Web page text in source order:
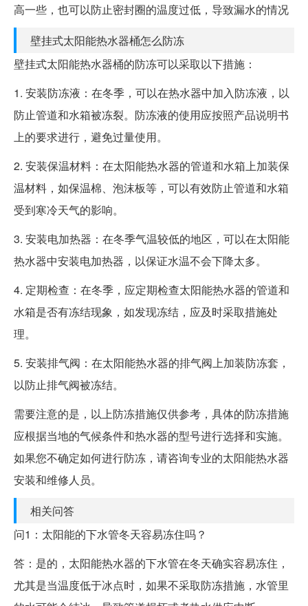
高一些，也可以防止密封圈的温度过低，导致漏水的情况
壁挂式太阳能热水器桶怎么防冻
壁挂式太阳能热水器桶的防冻可以采取以下措施：
1. 安装防冻液：在冬季，可以在热水器中加入防冻液，以
防止管道和水箱被冻裂。防冻液的使用应按照产品说明书
上的要求进行，避免过量使用。
2. 安装保温材料：在太阳能热水器的管道和水箱上加装保
温材料，如保温棉、泡沫板等，可以有效防止管道和水箱
受到寒冷天气的影响。
3. 安装电加热器：在冬季气温较低的地区，可以在太阳能
热水器中安装电加热器，以保证水温不会下降太多。
4. 定期检查：在冬季，应定期检查太阳能热水器的管道和
水箱是否有冻结现象，如发现冻结，应及时采取措施处
理。
5. 安装排气阀：在太阳能热水器的排气阀上加装防冻套，
以防止排气阀被冻结。
需要注意的是，以上防冻措施仅供参考，具体的防冻措施
应根据当地的气候条件和热水器的型号进行选择和实施。
如果您不确定如何进行防冻，请咨询专业的太阳能热水器
安装和维修人员。
相关问答
问1：太阳能的下水管冬天容易冻住吗？
答：是的，太阳能热水器的下水管在冬天确实容易冻住，
尤其是当温度低于冰点时，如果不采取防冻措施，水管里